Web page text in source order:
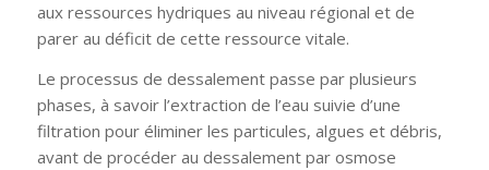
aux ressources hydriques au niveau régional et de
parer au déficit de cette ressource vitale.
Le processus de dessalement passe par plusieurs
phases, à savoir l’extraction de l’eau suivie d’une
filtration pour éliminer les particules, algues et débris,
avant de procéder au dessalement par osmose